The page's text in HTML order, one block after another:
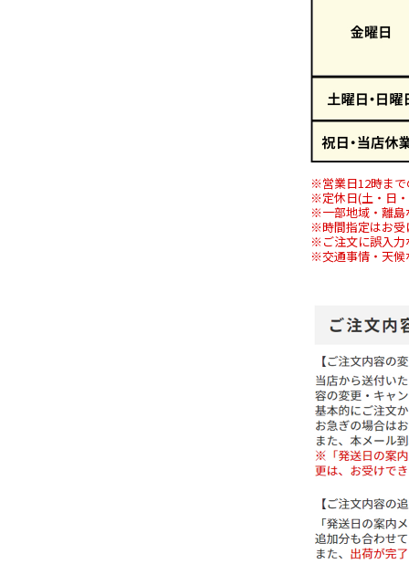
※営業日12時まで
※定休日(土・日
※一部地域・離島
※時間指定はお受
※ご注文に誤入力
※交通事情・天候